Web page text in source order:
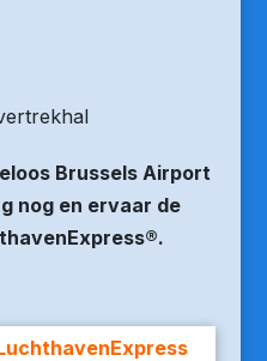
Brussels Airport
nog en ervaar de